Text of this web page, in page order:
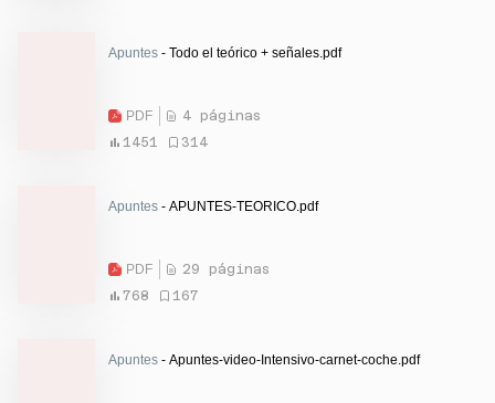
Apuntes - Todo el teórico + señales.pdf
PDF
4 páginas
1451
314
Apuntes - APUNTES-TEORICO.pdf
PDF
29 páginas
768
167
Apuntes - Apuntes-video-Intensivo-carnet-coche.pdf